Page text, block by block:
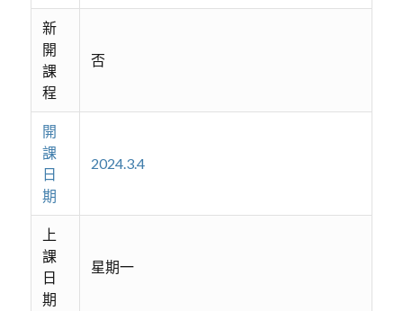
新
開
課
程
否
開
課
日
期
2024.3.4
上
課
日
期
星期一